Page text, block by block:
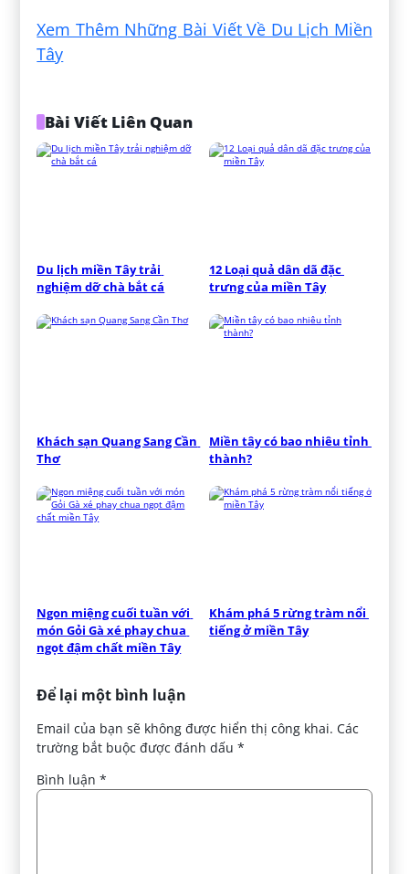
Xem Thêm Những Bài Viết Về Du Lịch Miền
Tây
Bài Viết Liên Quan
Du lịch miền Tây trải
nghiệm dỡ chà bắt cá
12 Loại quả dân dã đặc
trưng của miền Tây
Khách sạn Quang Sang Cần
Thơ
Miền tây có bao nhiêu tỉnh
thành?
Ngon miệng cuối tuần với
món Gỏi Gà xé phay chua
ngọt đậm chất miền Tây
Khám phá 5 rừng tràm nổi
tiếng ở miền Tây
Để lại một bình luận
Email của bạn sẽ không được hiển thị công khai. Các
trường bắt buộc được đánh dấu*
Bình luận*